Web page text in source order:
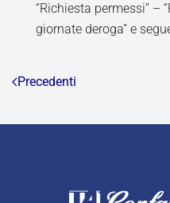
“Richiesta permessi” –
giornate deroga” e
Precedenti